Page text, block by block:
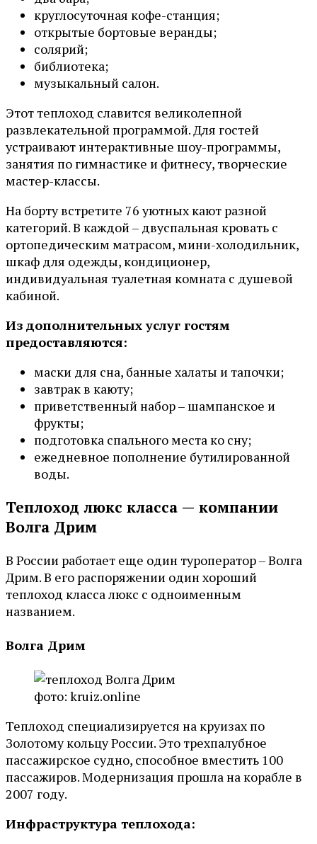
круглосуточная кофе-станция;
открытые бортовые веранды;
солярий;
библиотека;
музыкальный салон.
Этот теплоход славится великолепной
развлекательной программой. Для гостей
устраивают интерактивные шоу-программы,
занятия по гимнастике и фитнесу, творческие
мастер-классы.
На борту встретите 76 уютных кают разной
категорий. В каждой – двуспальная кровать с
ортопедическим матрасом, мини-холодильник,
шкаф для одежды, кондиционер,
индивидуальная туалетная комната с душевой
кабиной.
Из дополнительных услуг гостям
предоставляются:
маски для сна, банные халаты и тапочки;
завтрак в каюту;
приветственный набор – шампанское и
фрукты;
подготовка спального места ко сну;
ежедневное пополнение бутилированной
воды.
Теплоход люкс класса — компании
Волга Дрим
В России работает еще один туроператор – Волга
Дрим. В его распоряжении один хороший
теплоход класса люкс с одноименным
названием.
Волга Дрим
фото: kruiz.online
Теплоход специализируется на круизах по
Золотому кольцу России. Это трехпалубное
пассажирское судно, способное вместить 100
пассажиров. Модернизация прошла на корабле в
2007 году.
Инфраструктура теплохода: